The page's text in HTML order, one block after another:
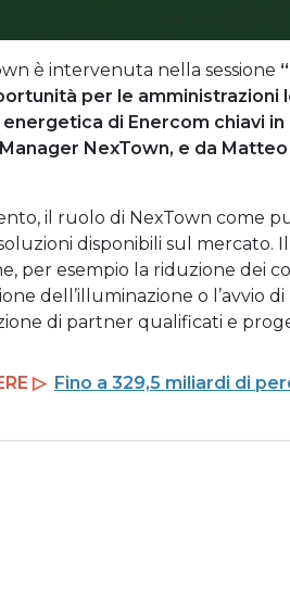
è intervenuta nella sessione
per le amministrazioni
di Enercom chiavi in
NexTown, e da
il ruolo di NexTown come
disponibili sul
per esempio la riduzione dei
dell’illuminazione o l’avvio
di partner qualificati e
▷ Fino a 329,5 miliardi di